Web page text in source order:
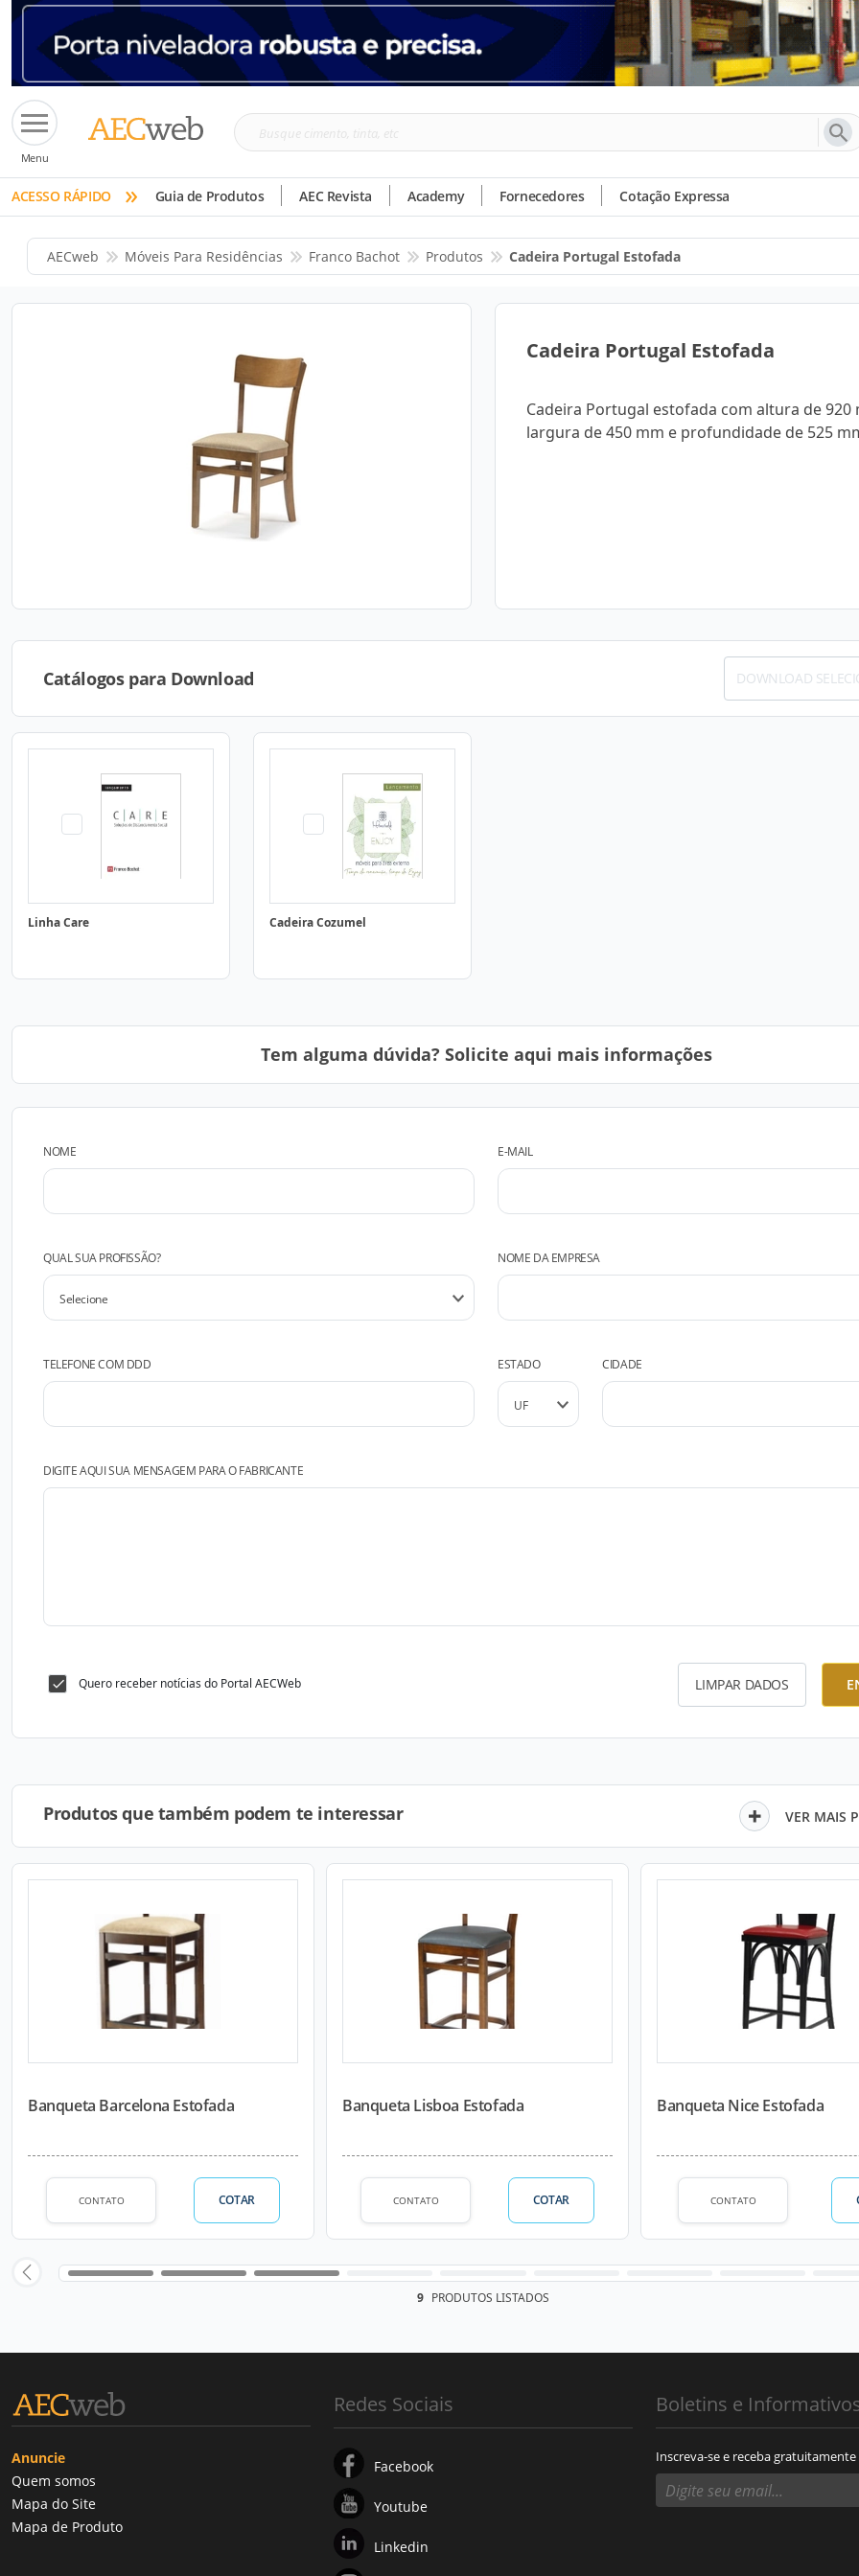
Menu
Busque
tinta,
etc
ACESSO RÁPIDO » Guia de Produtos AEC Revista Academy Fornecedores Cotação Expressa
AECweb Móveis Para Residências Franco Bachot Produtos Cadeira Portugal Estofada
Cadeira Portugal Estofada
Cadeira Portugal estofada com altura de 920
largura de 450 mm e profundidade de 525
Catálogos para Download DOWNLOAD
Linha Care Cadeira Cozumel
Tem alguma dúvida? Solicite aqui mais informações
NOME E-MAIL
QUAL SUA PROFISSÃO? NOME DA EMPRESA
TELEFONE COM DDD ESTADO CIDADE
DIGITE AQUI SUA MENSAGEM PARA O FABRICANTE
Quero receber notícias do Portal AECWeb LIMPAR DADOS
Produtos que também podem te interessar VER MAIS
Banqueta Barcelona Estofada
CONTATO COTAR
Banqueta Lisboa Estofada
CONTATO COTAR
Banqueta Nice Estofada
CONTATO
9 PRODUTOS LISTADOS
Anuncie
Quem somos
Mapa do Site
Mapa de Produto
Redes Sociais
Facebook
Youtube
Linkedin
Boletins e
Inscreva-se e receba gratuitamente